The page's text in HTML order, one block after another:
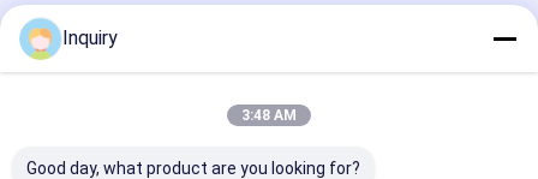
अनुशंसित उत्पाद
Inquiry
3:48 AM
Good day, what product are you looking for?